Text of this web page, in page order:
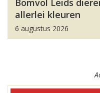
Bomvol Leids
allerlei kleuren
6 augustus 2026